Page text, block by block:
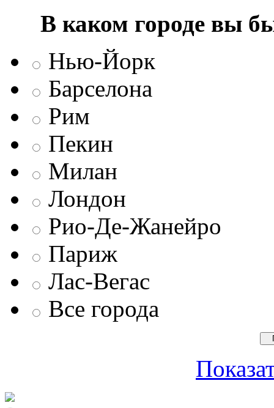
В каком городе вы
Нью-Йорк
Барселона
Рим
Пекин
Милан
Лондон
Рио-Де-Жанейро
Париж
Лас-Вегас
Все города